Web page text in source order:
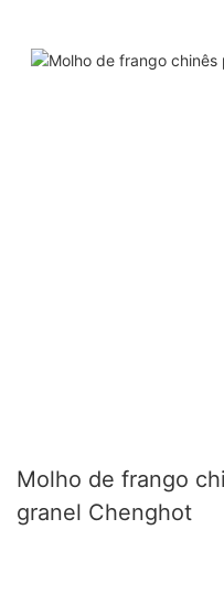
Molho de frango
granel Chenghot